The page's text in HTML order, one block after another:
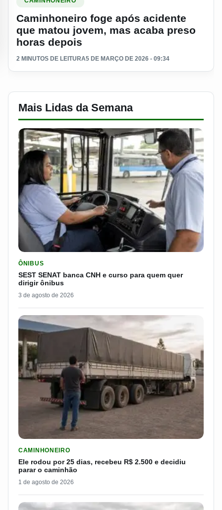
Caminhoneiro foge após acidente
que matou jovem, mas acaba preso
horas depois
2 MINUTOS DE LEITURA5 DE MARÇO DE 2026 - 09:34
Mais Lidas da Semana
ÔNIBUS
SEST SENAT banca CNH e curso para quem quer
dirigir ônibus
3 de agosto de 2026
CAMINHONEIRO
Ele rodou por 25 dias, recebeu R$ 2.500 e decidiu
parar o caminhão
1 de agosto de 2026